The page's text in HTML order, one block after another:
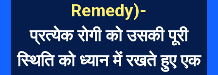
Remedy)-
प्रत्येक रोगी को उसकी पूरी
स्थिति को ध्यान में रखते हुए एक